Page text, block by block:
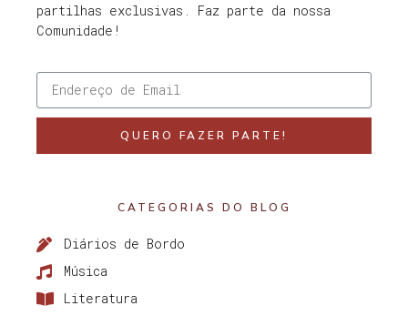
partilhas exclusivas. Faz parte da nossa
Comunidade!
QUERO FAZER PARTE!
CATEGORIAS DO BLOG
Diários de Bordo
Música
Literatura